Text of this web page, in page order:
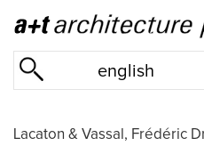
english
Lacaton & Vassal, Frédéric